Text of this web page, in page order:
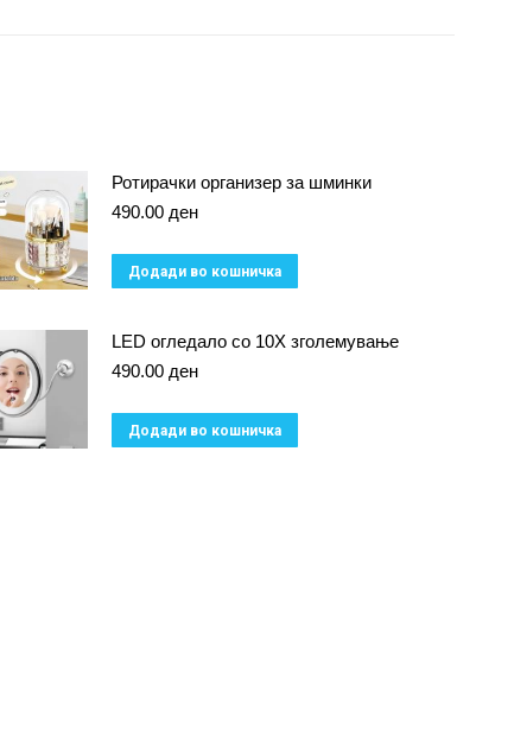
Ротирачки организер за шминки
490.00 ден
Додади во кошничка
LED огледало со 10X зголемување
490.00 ден
Додади во кошничка